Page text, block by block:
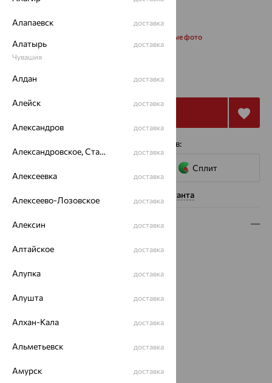
Запросить дополнительные фото
26 074 ₽
с помощью сервисов:
Сплит
Нужна помощь консультанта
Описание
Вид изделия:
Металл:
Проба:585
Страна происхождения:
Вид вставки:
Цвет вставки:
Алапаевск доставка
Алатырь
Чувашия
доставка
Алдан доставка
Алейск доставка
Александров доставка
Александровское, Ставропольский край доставка
Алексеевка доставка
Алексеево-Лозовское доставка
Алексин доставка
Алтайское доставка
Алупка доставка
Алушта доставка
Алхан-Кала доставка
Альметьевск доставка
Амурск доставка